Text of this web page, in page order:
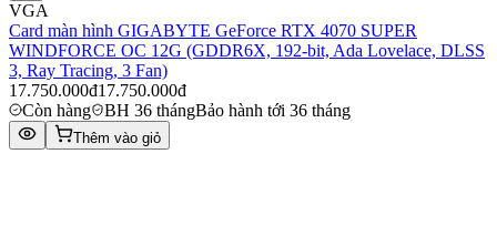
VGA
Card màn hình GIGABYTE GeForce RTX 4070 SUPER
WINDFORCE OC 12G (GDDR6X, 192-bit, Ada Lovelace, DLSS
3, Ray Tracing, 3 Fan)​
17.750.000đ17.750.000đ
Còn hàng
BH 36 thángBảo hành tới 36 tháng
Thêm vào giỏ